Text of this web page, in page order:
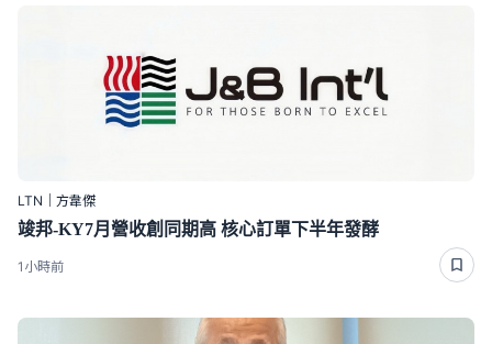
LTN｜方韋傑
竣邦-KY7月營收創同期高 核心訂單下半年發酵
1小時前